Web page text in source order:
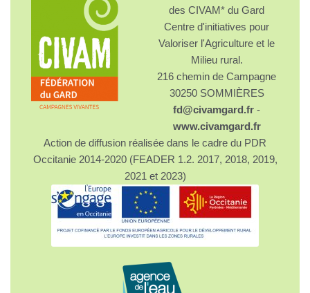
des CIVAM* du Gard
Centre d'initiatives pour
Valoriser l'Agriculture et le
Milieu rural.
216 chemin de Campagne
30250 SOMMIÈRES
fd@civamgard.fr -
www.civamgard.fr
Action de diffusion réalisée dans le cadre du PDR
Occitanie 2014-2020 (FEADER 1.2. 2017, 2018, 2019,
2021 et 2023)